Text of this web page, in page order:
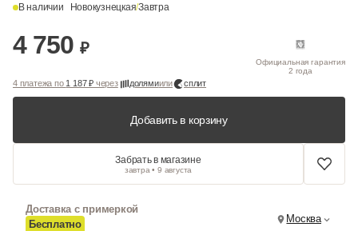
В наличии Новокузнецкая/Завтра
4 750 ₽
Официальная гарантия
2 года
4 платежа по 1 187 ₽через долямиили сплит
Добавить в корзину
Забрать в магазине
завтра • 9 августа
Доставка с примеркой
Бесплатно
Москва